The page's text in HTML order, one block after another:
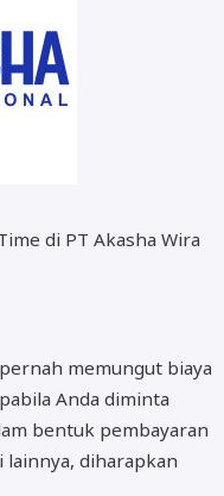
di PT Akasha Wira
memungut biaya
Anda diminta
bentuk pembayaran
lainnya, diharapkan